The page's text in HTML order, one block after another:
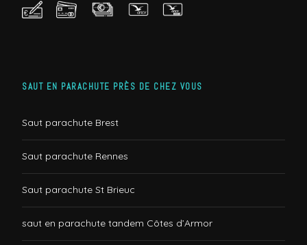
SAUT EN PARACHUTE PRÈS DE CHEZ VOUS
Saut parachute Brest
Saut parachute Rennes
Saut parachute St Brieuc
saut en parachute tandem Côtes d’Armor